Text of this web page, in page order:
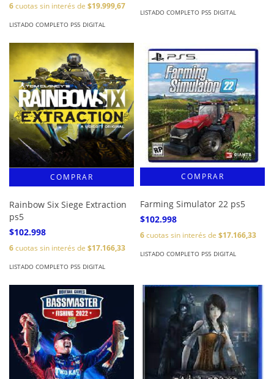
6cuotas sin interés de $19.999,67
LISTADO COMPLETO PS5 DIGITAL
LISTADO COMPLETO PS5 DIGITAL
Rainbow Six Siege Extraction
ps5
$102.998
6cuotas sin interés de $17.166,33
LISTADO COMPLETO PS5 DIGITAL
Farming Simulator 22 ps5
$102.998
6cuotas sin interés de $17.166,33
LISTADO COMPLETO PS5 DIGITAL